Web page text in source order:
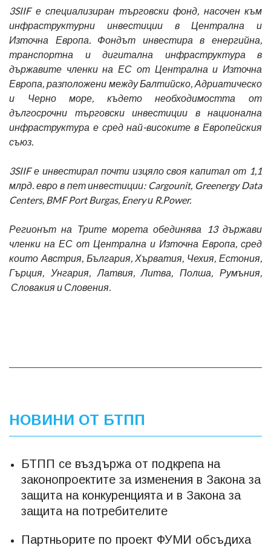
3SIIF е специализиран търговски фонд, насочен към
инфраструктурни инвестиции в Централна и
Източна Европа. Фондът инвестира в енергийна,
транспортна и дигитална инфраструктура в
държавите членки на ЕС от Централна и Източна
Европа, разположени между Балтийско, Адриатическо
и Черно море, където необходимостта от
дългосрочни търговски инвестиции в национална
инфраструктура е сред най-високите в Европейския
съюз.
3SIIF е инвестирал почти изцяло своя капитал от 1,1
млрд. евро в пет инвестиции: Cargounit, Greenergy Data
Centers, BMF Port Burgas, Enery и R.Power.
Регионът на Трите морета обединява 13 държави
членки на ЕС от Централна и Източна Европа, сред
които Австрия, България, Хърватия, Чехия, Естония,
Гърция, Унгария, Латвия, Литва, Полша, Румъния,
Словакия и Словения.
НОВИНИ ОТ БТПП
БТПП се въздържа от подкрепа на
законопроектите за изменения в Закона за
защита на конкуренцията и в Закона за
защита на потребителите
Партньорите по проект ФУМИ обсъдиха